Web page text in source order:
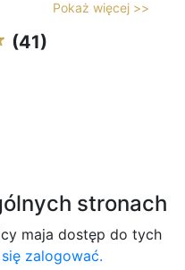
Pokaż więcej >>
(41)
stronach
maja dostęp do tych
zalogować.